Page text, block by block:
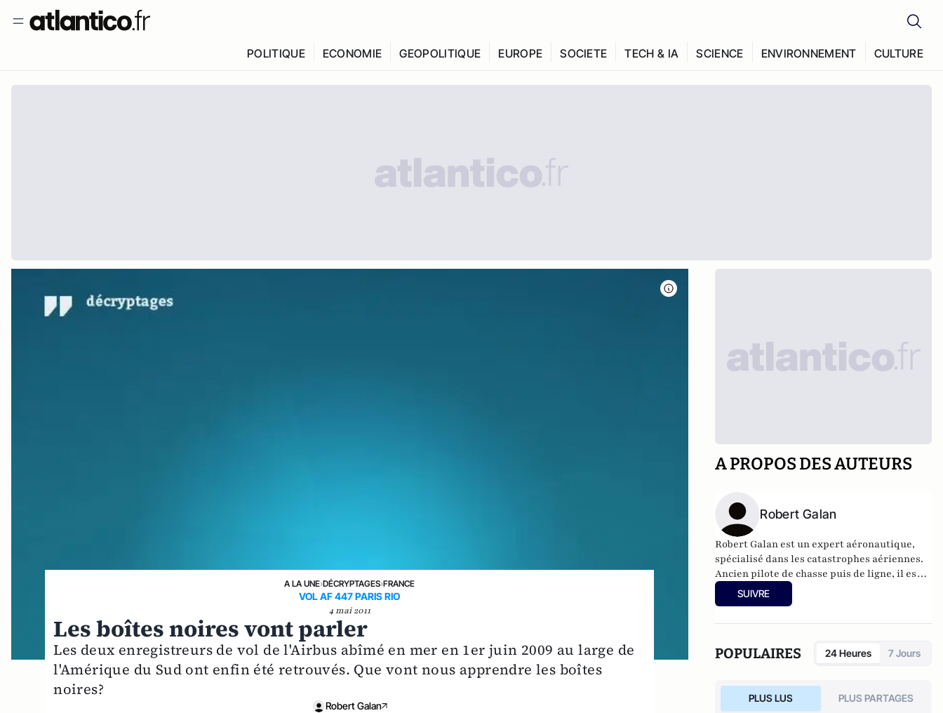
POLITIQUE ECONOMIE GEOPOLITIQUE EUROPE SOCIETE TECH & IA SCIENCE ENVIRONNEMENT CULTURE
A LA UNE›DÉCRYPTAGES›FRANCE
VOL AF 447 PARIS RIO
4 mai 2011
Les boîtes noires vont parler
Les deux enregistreurs de vol de l'Airbus abîmé en mer en 1er juin 2009 au large de
l'Amérique du Sud ont enfin été retrouvés. Que vont nous apprendre les boîtes
noires?
Robert Galan
A PROPOS DES AUTEURS
Robert Galan
Robert Galan est un expert aéronautique,
spécialisé dans les catastrophes aériennes.
Ancien pilote de chasse puis de ligne, il est
aujourd'hui l'auteur de
boites noires
SUIVRE
POPULAIRES 24 Heures 7 Jours
PLUS LUS PLUS PARTAGES